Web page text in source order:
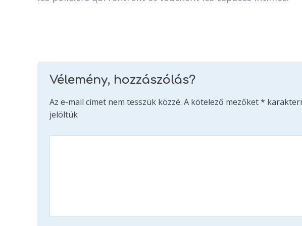
Vélemény, hozzászólás?
Az e-mail címet nem tesszük közzé. A kötelező mezőket*
jelöltük